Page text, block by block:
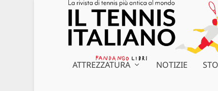
ATTREZZATURA NOTIZIE